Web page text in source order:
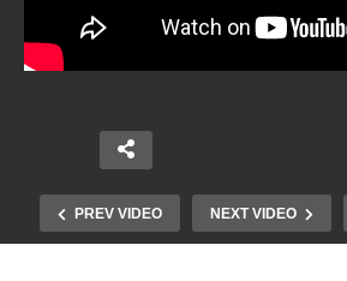
PREV VIDEO NEXT VIDEO